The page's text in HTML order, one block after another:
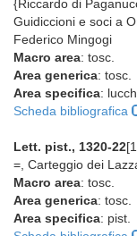
{Riccardo di
Guidiccioni e soci a
Federico Mingogi
Macro area: tosc.
Area generica: tosc.
Area specifica: lucch.
Scheda bibliografica
Lett. pist., 1320-22
=, Carteggio dei
Macro area: tosc.
Area generica: tosc.
Area specifica: pist.